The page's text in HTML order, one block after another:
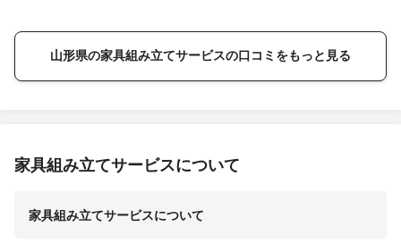
山形県の家具組み立てサービスの口コミをもっと見る
家具組み立てサービスについて
家具組み立てサービスについて